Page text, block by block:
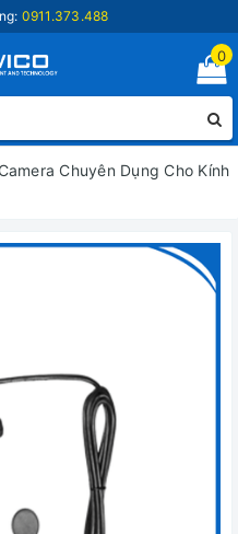
0911.373.488
0
Camera Chuyên Dụng Cho Kính